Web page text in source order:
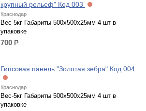
крупный рельеф" Код 003
Краснодар
Вес-5кг Габариты 500х500х25мм 4 шт в
упаковке
700 р.
Гипсовая панель "Золотая зебра" Код 004
Краснодар
Вес-5кг Габариты 500х500х25мм 4 шт в
упаковке